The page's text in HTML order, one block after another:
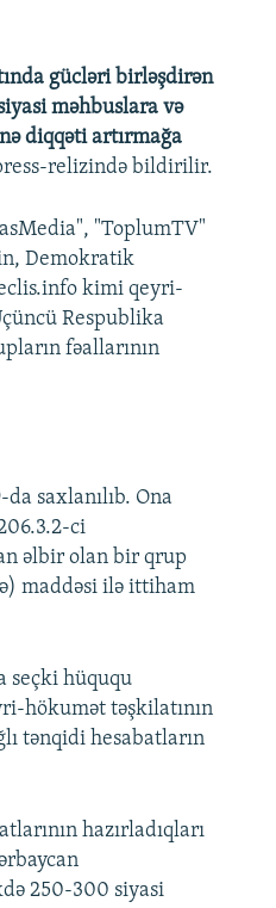
gücləri birləşdirən
məhbuslara və
diqqəti artırmağa
relizində bildirilir.
"ToplumTV"
Demokratik
kimi qeyri-
Respublika
fəallarının
saxlanılıb. Ona
ci
əlbir olan bir qrup
maddəsi ilə ittiham
seçki hüququ
hökumət təşkilatının
tənqidi hesabatların
hazırladıqları
250-300 siyasi